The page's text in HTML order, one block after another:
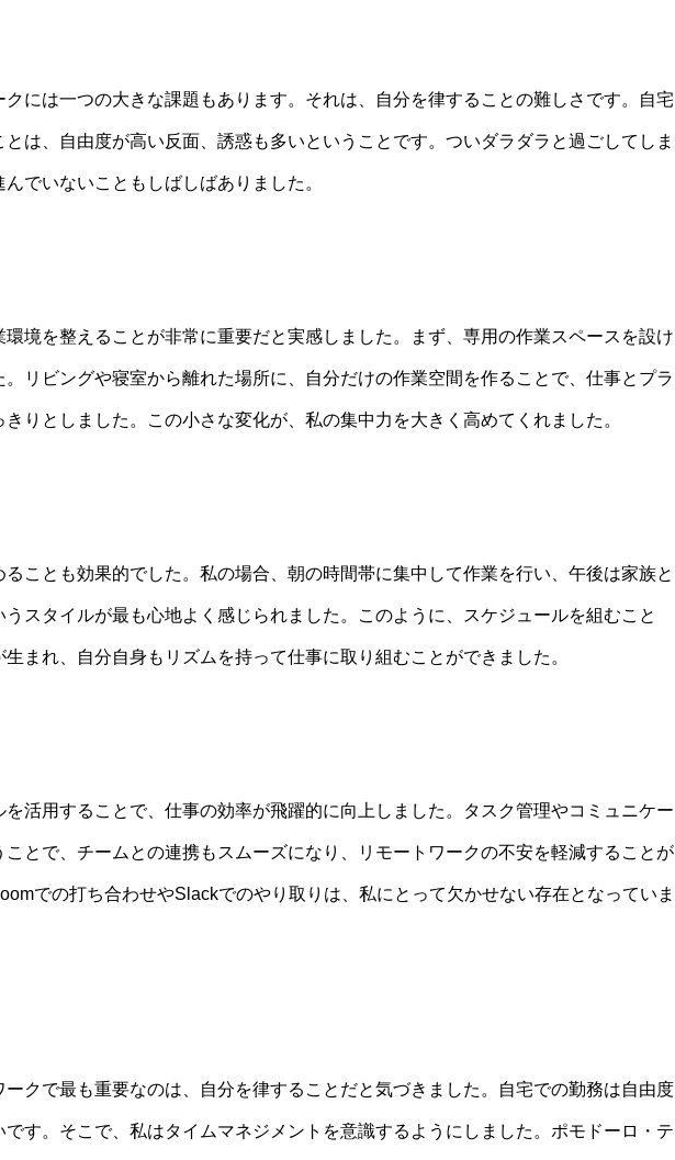
クには一つの大きな課題もあります。それは、自分を律することの難しさです。自宅
は、自由度が高い反面、誘惑も多いということです。ついダラダラと過ごしてしま
でいないこともしばしばありました。
環境を整えることが非常に重要だと実感しました。まず、専用の作業スペースを設け
。リビングや寝室から離れた場所に、自分だけの作業空間を作ることで、仕事とプラ
りとしました。この小さな変化が、私の集中力を大きく高めてくれました。
ことも効果的でした。私の場合、朝の時間帯に集中して作業を行い、午後は家族と
スタイルが最も心地よく感じられました。このように、スケジュールを組むこと
まれ、自分自身もリズムを持って仕事に取り組むことができました。
を活用することで、仕事の効率が飛躍的に向上しました。タスク管理やコミュニケー
ことで、チームとの連携もスムーズになり、リモートワークの不安を軽減することが
での打ち合わせやSlackでのやり取りは、私にとって欠かせない存在となっていま
ークで最も重要なのは、自分を律することだと気づきました。自宅での勤務は自由度
です。そこで、私はタイムマネジメントを意識するようにしました。ポモドーロ・テ